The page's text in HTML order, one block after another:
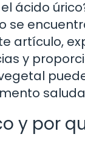
ácido
se
artículo,
y
y por